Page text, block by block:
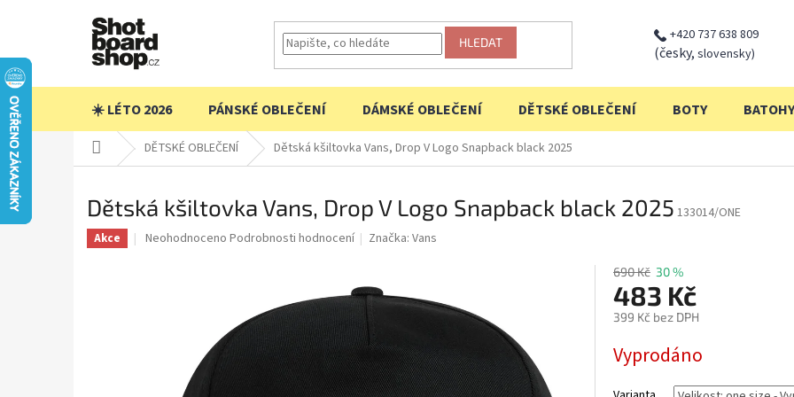
HLEDAT +420 737 638 809
(česky, slovensky)
☀️ LÉTO 2026
PÁNSKÉ OBLEČENÍ DÁMSKÉ OBLEČENÍ DĚTSKÉ OBLEČENÍ BOTY BATOHY
Domů DĚTSKÉ OBLEČENÍ Dětská kšiltovka Vans, Drop V Logo Snapback black 2025
Dětská kšiltovka Vans, Drop V Logo Snapback black 2025 133014/ONE
Akce
Průměrné
Neohodnoceno Podrobnosti hodnocení Značka:Vans
690 Kč 30 %
483 Kč
399 Kč bez DPH
cena:
Vyprodáno